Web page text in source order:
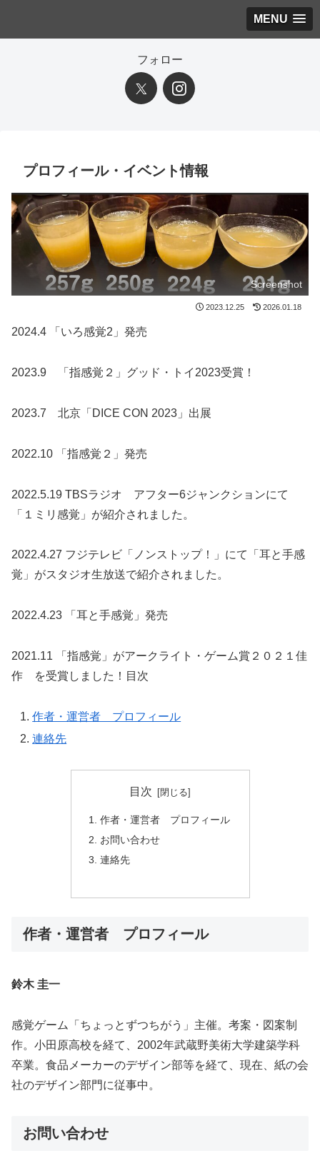
MENU
フォロー
プロフィール・イベント情報
Screenshot
2023.12.25 2026.01.18
2024.4 「いろ感覚2」発売
2023.9 「指感覚２」グッド・トイ2023受賞！
2023.7 北京「DICE CON 2023」出展
2022.10 「指感覚２」発売
2022.5.19 TBSラジオ アフター6ジャンクションにて
「１ミリ感覚」が紹介されました。
2022.4.27 フジテレビ「ノンストップ！」にて「耳と手感
覚」がスタジオ生放送で紹介されました。
2022.4.23 「耳と手感覚」発売
2021.11 「指感覚」がアークライト・ゲーム賞２０２１佳
作 を受賞しました！目次
作者・運営者 プロフィール
連絡先
目次
作者・運営者 プロフィール
お問い合わせ
連絡先
作者・運営者 プロフィール
鈴木 圭一
感覚ゲーム「ちょっとずつちがう」主催。考案・図案制
作。小田原高校を経て、2002年武蔵野美術大学建築学科
卒業。食品メーカーのデザイン部等を経て、現在、紙の会
社のデザイン部門に従事中。
お問い合わせ